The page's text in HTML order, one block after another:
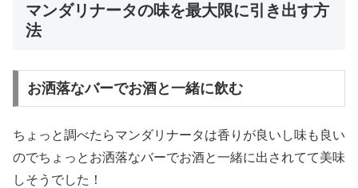
マンダリナータの味を最大限に引き出す方
法
お洒落なバーでお酒と一緒に飲む
ちょっと調べたらマンダリナータは香りが良いし味も良い
のでちょっとお洒落なバーでお酒と一緒に出されてて美味
しそうでした！